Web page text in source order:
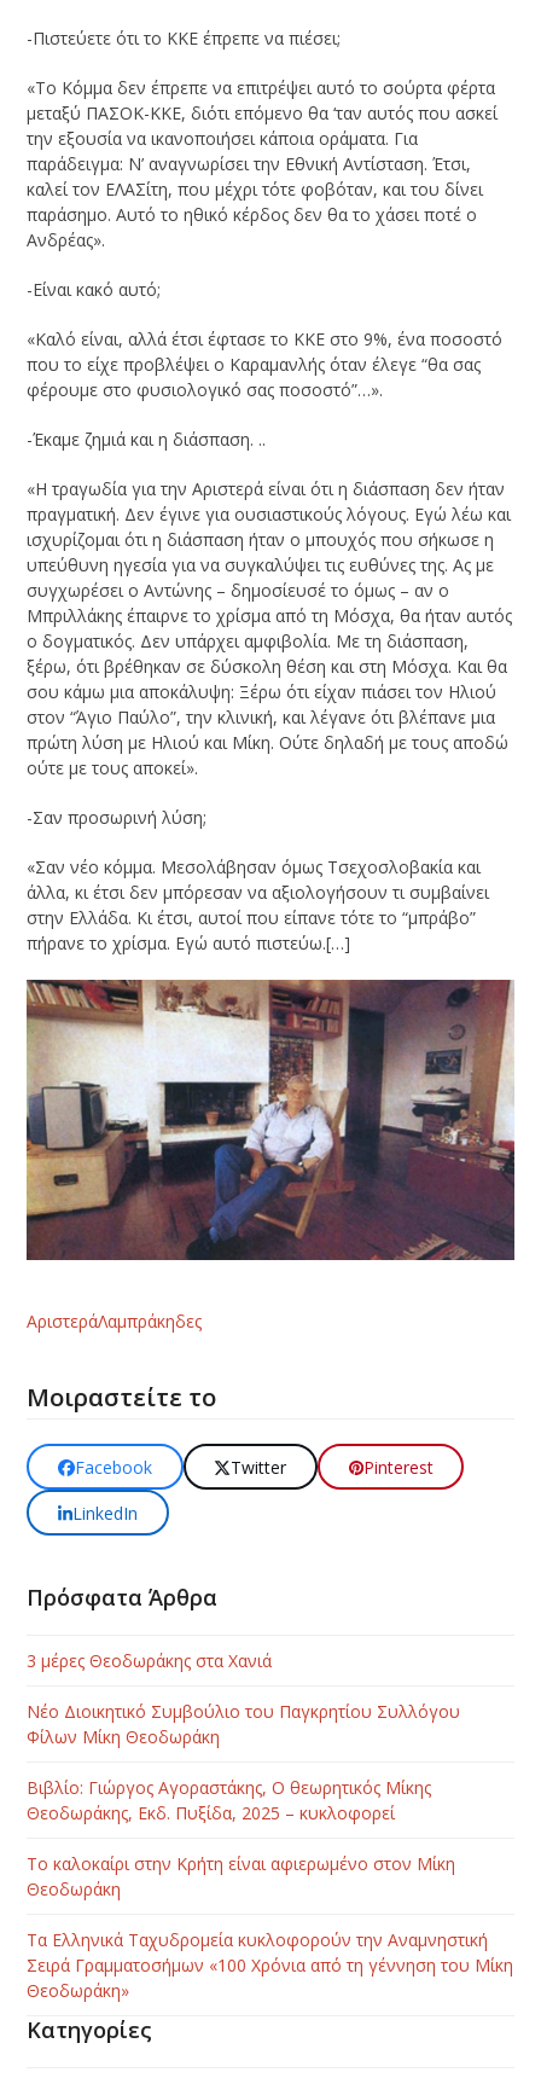
-Πιστεύετε ότι το ΚΚΕ έπρεπε να πιέσει;
«Το Κόμμα δεν έπρεπε να επιτρέψει αυτό το σούρτα φέρτα
μεταξύ ΠΑΣΟΚ-ΚΚΕ, διότι επόμενο θα ‘ταν αυτός που ασκεί
την εξουσία να ικανοποιήσει κάποια οράματα. Για
παράδειγμα: Ν’ αναγνωρίσει την Εθνική Αντίσταση. Έτσι,
καλεί τον ΕΛΑΣίτη, που μέχρι τότε φοβόταν, και του δίνει
παράσημο. Αυτό το ηθικό κέρδος δεν θα το χάσει ποτέ ο
Ανδρέας».
-Είναι κακό αυτό;
«Καλό είναι, αλλά έτσι έφτασε το ΚΚΕ στο 9%, ένα ποσοστό
που το είχε προβλέψει ο Καραμανλής όταν έλεγε “θα σας
φέρουμε στο φυσιολογικό σας ποσοστό”…».
-Έκαμε ζημιά και η διάσπαση. ..
«Η τραγωδία για την Αριστερά είναι ότι η διάσπαση δεν ήταν
πραγματική. Δεν έγινε για ουσιαστικούς λόγους. Εγώ λέω και
ισχυρίζομαι ότι η διάσπαση ήταν ο μπουχός που σήκωσε η
υπεύθυνη ηγεσία για να συγκαλύψει τις ευθύνες της. Ας με
συγχωρέσει ο Αντώνης – δημοσίευσέ το όμως – αν ο
Μπριλλάκης έπαιρνε το χρίσμα από τη Μόσχα, θα ήταν αυτός
ο δογματικός. Δεν υπάρχει αμφιβολία. Με τη διάσπαση,
ξέρω, ότι βρέθηκαν σε δύσκολη θέση και στη Μόσχα. Και θα
σου κάμω μια αποκάλυψη: Ξέρω ότι είχαν πιάσει τον Ηλιού
στον “Άγιο Παύλο”, την κλινική, και λέγανε ότι βλέπανε μια
πρώτη λύση με Ηλιού και Μίκη. Ούτε δηλαδή με τους αποδώ
ούτε με τους αποκεί».
-Σαν προσωρινή λύση;
«Σαν νέο κόμμα. Μεσολάβησαν όμως Τσεχοσλοβακία και
άλλα, κι έτσι δεν μπόρεσαν να αξιολογήσουν τι συμβαίνει
στην Ελλάδα. Κι έτσι, αυτοί που είπανε τότε το “μπράβο”
πήρανε το χρίσμα. Εγώ αυτό πιστεύω.[…]
ΑριστεράΛαμπράκηδες
Μοιραστείτε το
Facebook Twitter
Pinterest
LinkedIn
Πρόσφατα Άρθρα
3 μέρες Θεοδωράκης στα Χανιά
Νέο Διοικητικό Συμβούλιο του Παγκρητίου Συλλόγου
Φίλων Μίκη Θεοδωράκη
Βιβλίο: Γιώργος Αγοραστάκης, Ο θεωρητικός Μίκης
Θεοδωράκης, Εκδ. Πυξίδα, 2025 – κυκλοφορεί
Το καλοκαίρι στην Κρήτη είναι αφιερωμένο στον Μίκη
Θεοδωράκη
Τα Ελληνικά Ταχυδρομεία κυκλοφορούν την Αναμνηστική
Σειρά Γραμματοσήμων «100 Χρόνια από τη γέννηση του Μίκη
Θεοδωράκη»
Κατηγορίες